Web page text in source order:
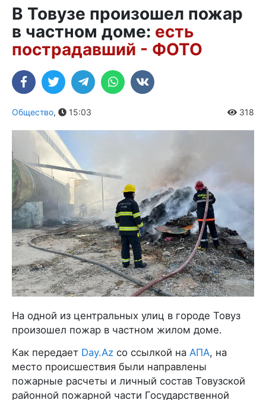
В Товузе произошел пожар
в частном доме: есть
пострадавший - ФОТО
Общество, 15:03 318
На одной из центральных улиц в городе Товуз
произошел пожар в частном жилом доме.
Как передает Day.Az со ссылкой на АПА, на
место происшествия были направлены
пожарные расчеты и личный состав Товузской
районной пожарной части Государственной